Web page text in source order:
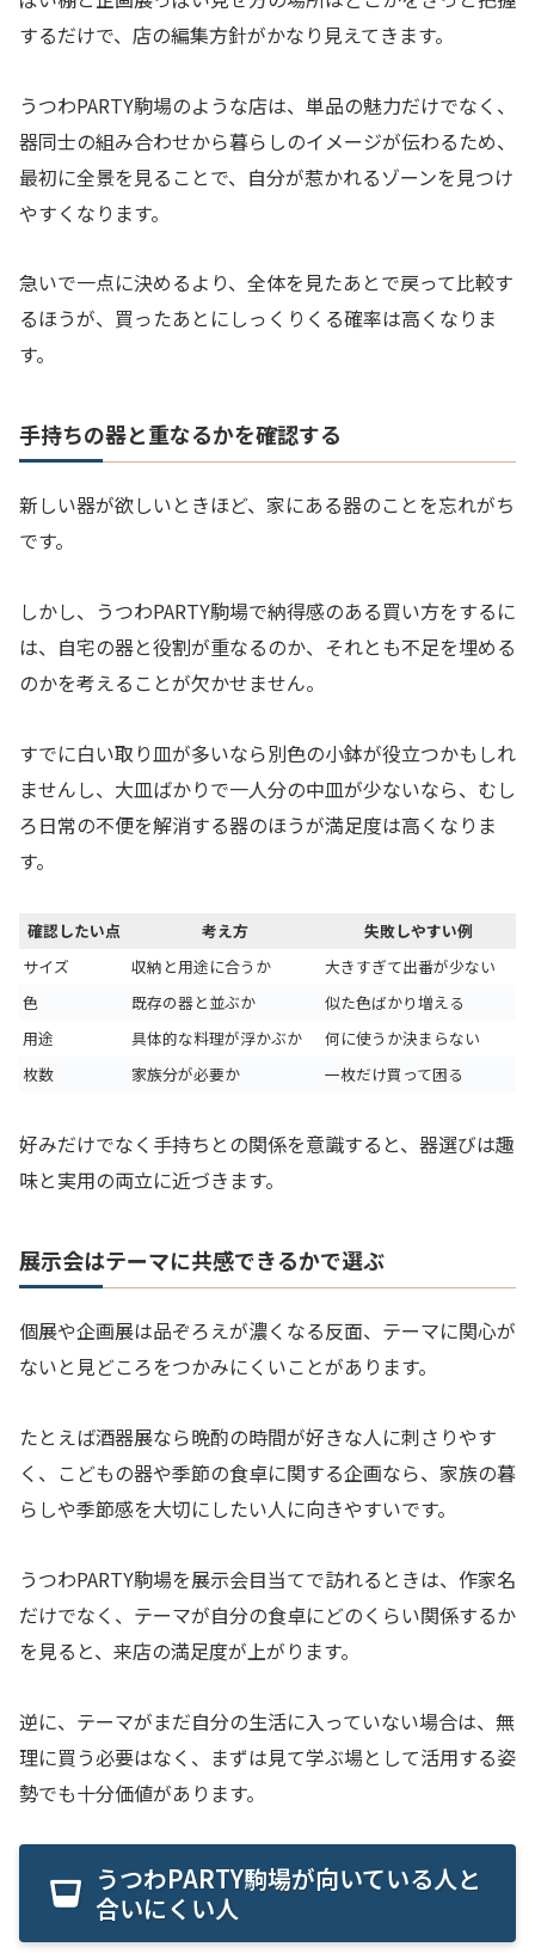
するだけで、店の編集方針がかなり見えてきます。
うつわPARTY駒場のような店は、単品の魅力だけでなく、
器同士の組み合わせから暮らしのイメージが伝わるため、
最初に全景を見ることで、自分が惹かれるゾーンを見つけ
やすくなります。
急いで一点に決めるより、全体を見たあとで戻って比較す
るほうが、買ったあとにしっくりくる確率は高くなりま
す。
手持ちの器と重なるかを確認する
新しい器が欲しいときほど、家にある器のことを忘れがち
です。
しかし、うつわPARTY駒場で納得感のある買い方をするに
は、自宅の器と役割が重なるのか、それとも不足を埋める
のかを考えることが欠かせません。
すでに白い取り皿が多いなら別色の小鉢が役立つかもしれ
ませんし、大皿ばかりで一人分の中皿が少ないなら、むし
ろ日常の不便を解消する器のほうが満足度は高くなりま
す。
確認したい点 考え方
失敗しやすい例
サイズ
収納と用途に合うか
大きすぎて出番が少ない
色
既存の器と並ぶか
似た色ばかり増える
用途
具体的な料理が浮かぶか
何に使うか決まらない
枚数
家族分が必要か 一枚だけ買って困る
好みだけでなく手持ちとの関係を意識すると、器選びは趣
味と実用の両立に近づきます。
展示会はテーマに共感できるかで選ぶ
個展や企画展は品ぞろえが濃くなる反面、テーマに関心が
ないと見どころをつかみにくいことがあります。
たとえば酒器展なら晩酌の時間が好きな人に刺さりやす
く、こどもの器や季節の食卓に関する企画なら、家族の暮
らしや季節感を大切にしたい人に向きやすいです。
うつわPARTY駒場を展示会目当てで訪れるときは、作家名
だけでなく、テーマが自分の食卓にどのくらい関係するか
を見ると、来店の満足度が上がります。
逆に、テーマがまだ自分の生活に入っていない場合は、無
理に買う必要はなく、まずは見て学ぶ場として活用する姿
勢でも十分価値があります。
うつわPARTY駒場が向いている人と
合いにくい人